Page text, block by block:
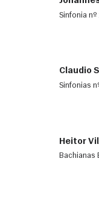
Sinfonia
Claudio
Sinfonias
Heitor
Bachianas